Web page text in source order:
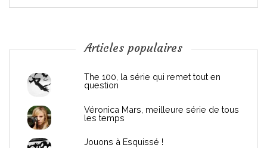
n
Articles populaires
The 100, la série qui remet tout en
question
Véronica Mars, meilleure série de tous
les temps
Jouons à Esquissé !